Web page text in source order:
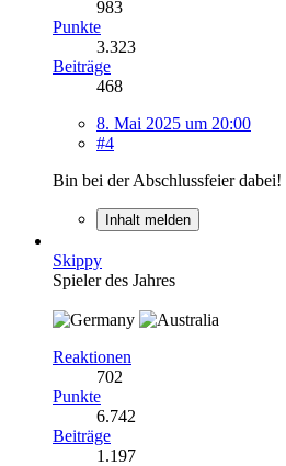
983
Punkte
3.323
Beiträge
468
8. Mai 2025 um 20:00
#4
Bin bei der Abschlussfeier dabei!
Inhalt melden
Skippy
Spieler des Jahres
Reaktionen
702
Punkte
6.742
Beiträge
1.197